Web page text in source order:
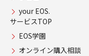
your EOS.
サービスTOP
EOS学園
オンライン購入相談